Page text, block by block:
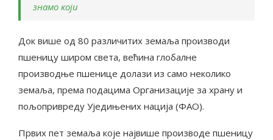
знамо који
Док више од 80 различитих земаља производи
пшеницу широм света, већина глобалне
производње пшенице долази из само неколико
земаља, према подацима Организације за храну и
пољопривреду Уједињених нација (ФАО).
Првих пет земаља које највише производе пшеницу